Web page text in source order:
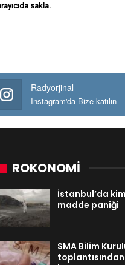
sakla.
Radyorjinal
Instagram'da Bize katılın
ROKONOMİ
İstanbul’da
madde paniği
SMA Bilim
toplantısından